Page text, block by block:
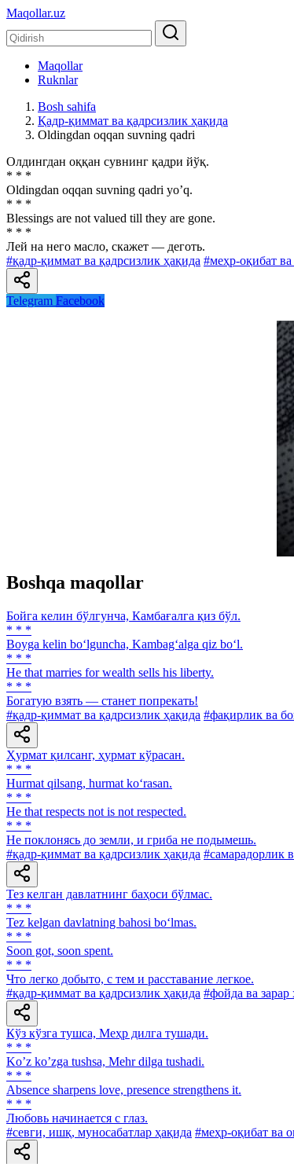
Maqollar.uz
Maqollar
Ruknlar
Bosh sahifa
Қадр-қиммат ва қадрсизлик ҳақида
Oldingdan oqqan suvning qadri
Олдингдан оққан сувнинг қадри йўқ.
* * *
Oldingdan oqqan suvning qadri yoʼq.
* * *
Blessings are not valued till they are gone.
* * *
Лей на него масло, скажет — деготь.
#қадр-қиммат ва қадрсизлик ҳақида #меҳр-оқибат
Telegram Facebook
Boshqa maqollar
Бойга келин бўлгунча, Камбағалга қиз бўл.
* * *
Boyga kelin bo‘lguncha, Kambag‘alga qiz bo‘l.
* * *
Не that marries for wealth sells his liberty.
* * *
Богатую взять — станет попрекать!
#қадр-қиммат ва қадрсизлик ҳақида #фақирлик ва
Ҳурмат қилсанг, ҳурмат кўрасан.
* * *
Hurmat qilsang, hurmat ko‘rasan.
* * *
He that respects not is not respected.
* * *
He поклонясь до земли, и гриба не подымешь.
#қадр-қиммат ва қадрсизлик ҳақида #самарадорлик
Тез келган давлатнинг баҳоси бўлмас.
* * *
Tez kelgan davlatning bahosi bo‘lmas.
* * *
Soon got, soon spent.
* * *
Что легко добыто, с тем и расставание легкое.
#қадр-қиммат ва қадрсизлик ҳақида #фойда ва зарар
Кўз кўзга тушса, Меҳр дилга тушади.
* * *
Koʼz koʼzga tushsa, Mehr dilga tushadi.
* * *
Absence sharpens love, presence strengthens it.
* * *
Любовь начинается с глаз.
#севги, ишқ, муносабатлар ҳақида #меҳр-оқибат ва